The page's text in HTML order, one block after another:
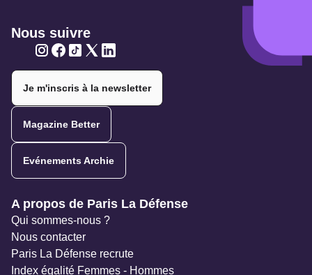
Nous suivre
Je m'inscris à la newsletter
Magazine Better
Evénements Archie
Navigation secondaire
A propos de Paris La Défense
Qui sommes-nous ?
Nous contacter
Paris La Défense recrute
Index égalité Femmes - Hommes